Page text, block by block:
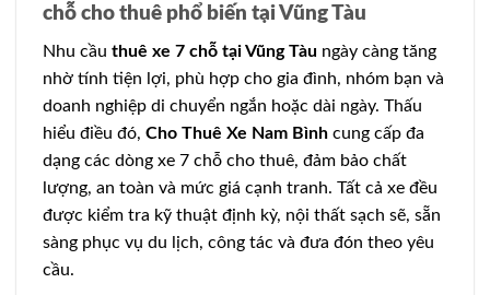
chỗ cho thuê phổ biến tại Vũng Tàu
Nhu cầu thuê xe 7 chỗ tại Vũng Tàu ngày càng tăng
nhờ tính tiện lợi, phù hợp cho gia đình, nhóm bạn và
doanh nghiệp di chuyển ngắn hoặc dài ngày. Thấu
hiểu điều đó, Cho Thuê Xe Nam Bình cung cấp đa
dạng các dòng xe 7 chỗ cho thuê, đảm bảo chất
lượng, an toàn và mức giá cạnh tranh. Tất cả xe đều
được kiểm tra kỹ thuật định kỳ, nội thất sạch sẽ, sẵn
sàng phục vụ du lịch, công tác và đưa đón theo yêu
cầu.